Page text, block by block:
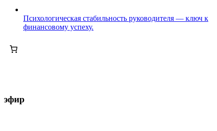
Психологическая стабильность руководителя — ключ к
финансовому успеху.
эфир